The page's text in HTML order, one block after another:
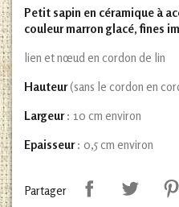
Petit sapin en céramique à
couleur marron glacé, fines
lien et nœud en cordon de lin
Hauteur(sans le cordon en
Largeur: 10 cm environ
Epaisseur: 0,5 cm environ
Partager